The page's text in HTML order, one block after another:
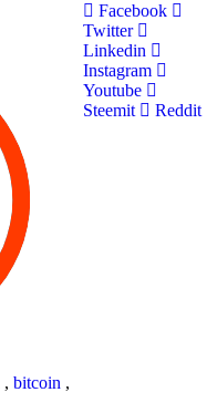
, bitcoin ,
Facebook
Twitter
Linkedin
Instagram
Youtube
Steemit
Reddit